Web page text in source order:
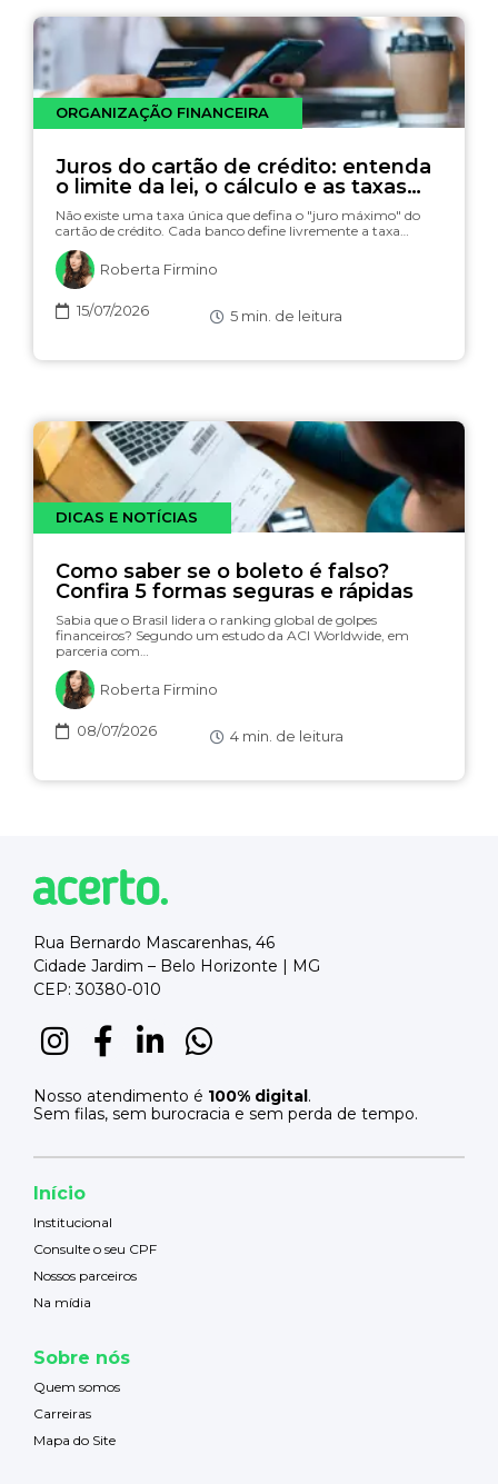
ORGANIZAÇÃO FINANCEIRA
Juros do cartão de crédito: entenda
o limite da lei, o cálculo e as taxas
(com simulador)
Não existe uma taxa única que defina o "juro máximo" do
cartão de crédito. Cada banco define livremente a taxa…
Roberta Firmino
15/07/2026 5 min. de leitura
DICAS E NOTÍCIAS
Como saber se o boleto é falso?
Confira 5 formas seguras e rápidas
Sabia que o Brasil lidera o ranking global de golpes
financeiros? Segundo um estudo da ACI Worldwide, em
parceria com…
Roberta Firmino
08/07/2026 4 min. de leitura
Rua Bernardo Mascarenhas, 46
Cidade Jardim – Belo Horizonte | MG
CEP: 30380-010
Nosso atendimento é 100% digital.
Sem filas, sem burocracia e sem perda de tempo.
Início
Institucional
Consulte o seu CPF
Nossos parceiros
Na mídia
Sobre nós
Quem somos
Carreiras
Mapa do Site